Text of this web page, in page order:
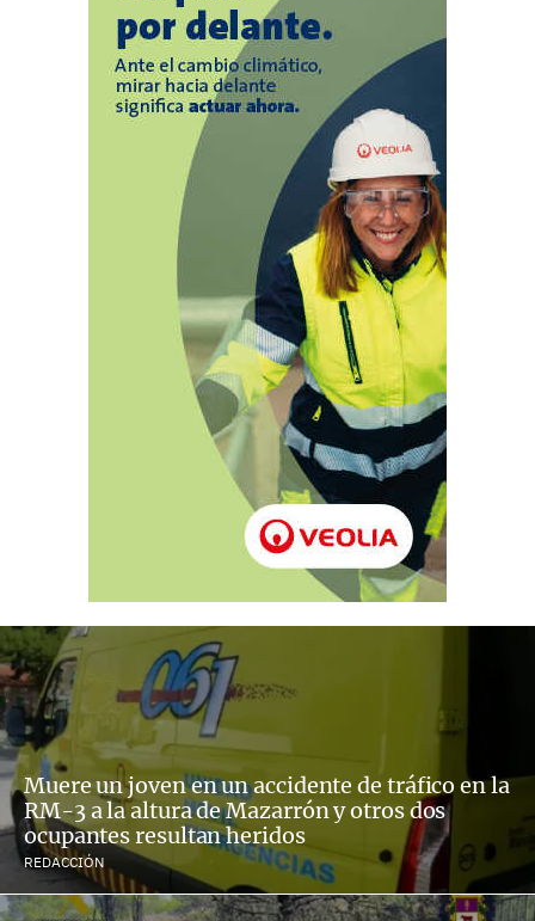
Muere un joven en un accidente de tráfico en la
RM-3 a la altura de Mazarrón y otros dos
ocupantes resultan heridos
REDACCIÓN